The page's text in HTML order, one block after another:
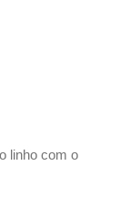
linho com o